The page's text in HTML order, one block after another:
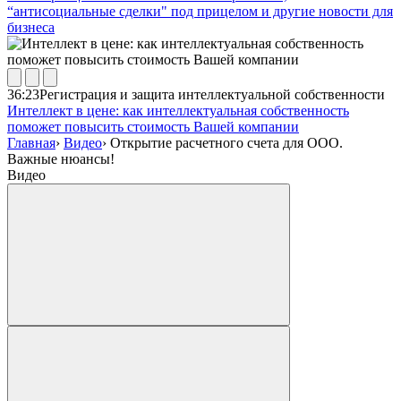
“антисоциальные сделки" под прицелом и другие новости для
бизнеса
36:23Регистрация и защита интеллектуальной собственности
Интеллект в цене: как интеллектуальная собственность
поможет повысить стоимость Вашей компании
Главная› Видео› Открытие расчетного счета для ООО.
Важные нюансы!
Видео